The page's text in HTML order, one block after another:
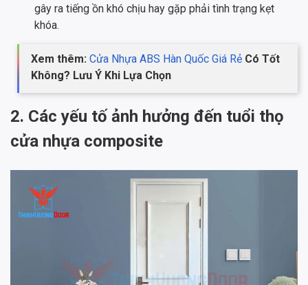
gây ra tiếng ồn khó chịu hay gặp phải tình trạng kẹt
khóa.
Xem thêm: Cửa Nhựa ABS Hàn Quốc Giá Rẻ Có Tốt
Không? Lưu Ý Khi Lựa Chọn
2. Các yếu tố ảnh hưởng đến tuổi thọ
cửa nhựa composite